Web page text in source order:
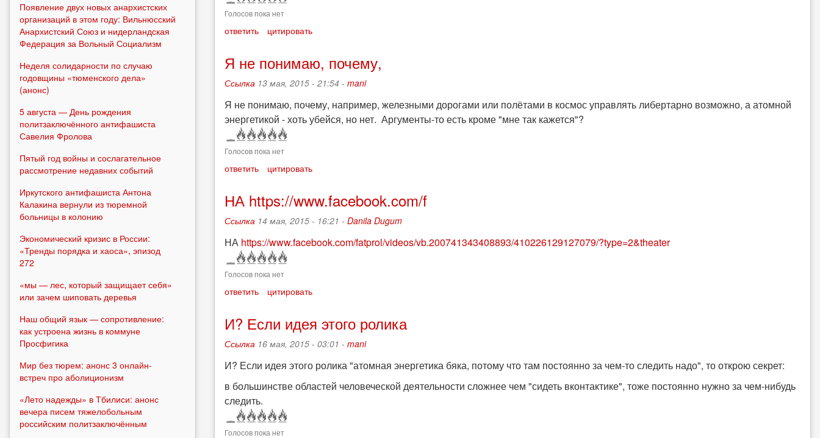
Голосов пока нет
ответить цитировать
Я не понимаю, почему,
Ссылка 13 мая, 2015 - 21:54 - mani
Я не понимаю, почему, например, железными дорогами или полётами в космос управлять либертарно возможно, а атомной
энергетикой - хоть убейся, но нет. Аргументы-то есть кроме "мне так кажется"?
Голосов пока нет
ответить цитировать
НА https://www.facebook.com/f
Ссылка 14 мая, 2015 - 16:21 - Danila Dugum
НА https://www.facebook.com/fatprol/videos/vb.200741343408893/410226129127079/?type=2&theater
Голосов пока нет
ответить цитировать
И? Если идея этого ролика
Ссылка 16 мая, 2015 - 03:01 - mani
И? Если идея этого ролика "атомная энергетика бяка, потому что там постоянно за чем-то следить надо", то открою секрет:
в большинстве областей человеческой деятельности сложнее чем "сидеть вконтактике", тоже постоянно нужно за чем-нибудь
следить.
Голосов пока нет
Появление двух новых анархистских
организаций в этом году: Вильнюсский
Анархистский Союз и нидерландская
Федерация за Вольный Социализм
Неделя солидарности по случаю
годовщины «тюменского дела»
(анонс)
5 августа — День рождения
политзаключённого антифашиста
Савелия Фролова
Пятый год войны и сослагательное
рассмотрение недавних событий
Иркутского антифашиста Антона
Калакина вернули из тюремной
больницы в колонию
Экономический кризис в России:
«Тренды порядка и хаоса», эпизод
272
«мы — лес, который защищает себя»
или зачем шиповать деревья
Наш общий язык — сопротивление:
как устроена жизнь в коммуне
Просфигика
Мир без тюрем: анонс 3 онлайн-
встреч про аболиционизм
«Лето надежды» в Тбилиси: анонс
вечера писем тяжелобольным
российским политзаключённым